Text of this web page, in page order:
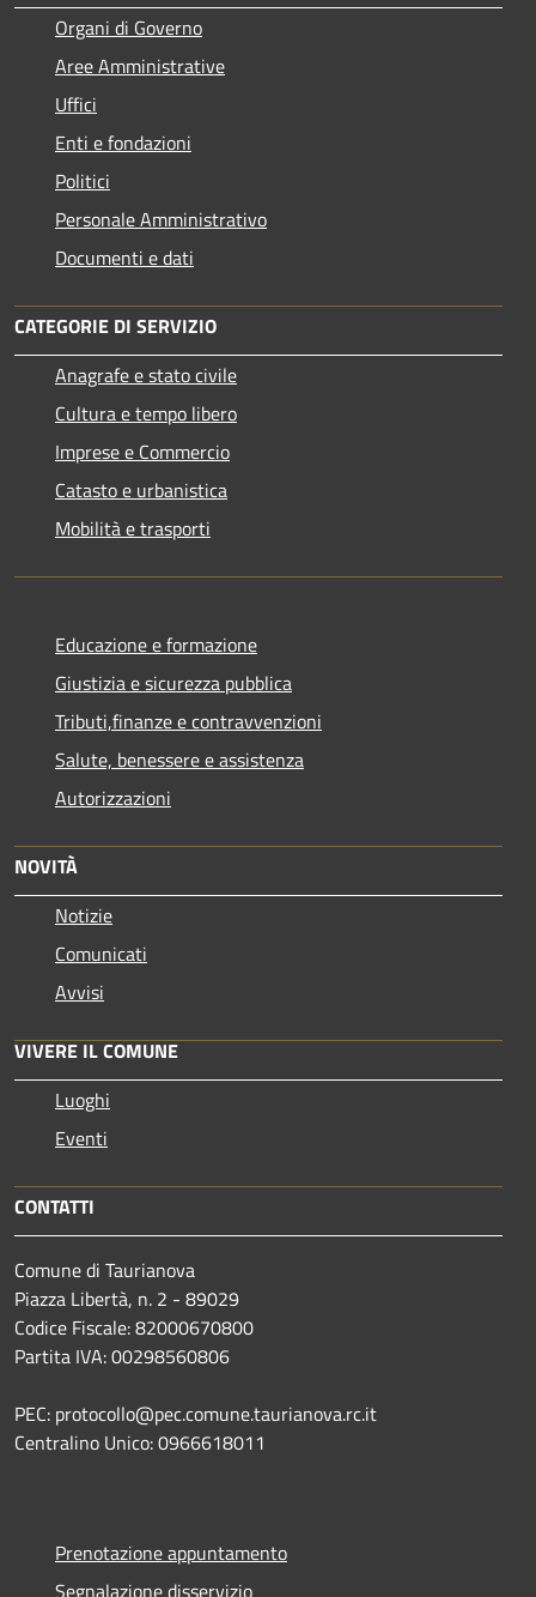
Organi di Governo
Aree Amministrative
Uffici
Enti e fondazioni
Politici
Personale Amministrativo
Documenti e dati
CATEGORIE DI SERVIZIO
Anagrafe e stato civile
Cultura e tempo libero
Imprese e Commercio
Catasto e urbanistica
Mobilità e trasporti
Educazione e formazione
Giustizia e sicurezza pubblica
Tributi,finanze e contravvenzioni
Salute, benessere e assistenza
Autorizzazioni
NOVITÀ
Notizie
Comunicati
Avvisi
VIVERE IL COMUNE
Luoghi
Eventi
CONTATTI
Comune di Taurianova
Piazza Libertà, n. 2 - 89029
Codice Fiscale: 82000670800
Partita IVA: 00298560806
PEC: protocollo@pec.comune.taurianova.rc.it
Centralino Unico: 0966618011
Prenotazione appuntamento
Segnalazione disservizio